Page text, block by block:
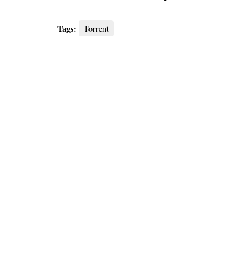
Tags: Torrent